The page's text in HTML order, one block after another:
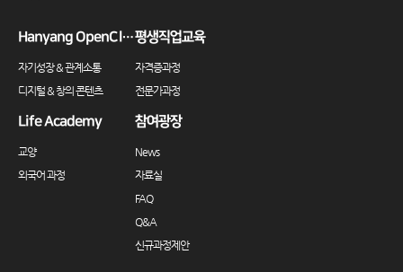
Hanyang OpenClass
자기성장 & 관계소통
디지털 & 창의 콘텐츠
평생직업교육
자격증과정
전문가과정
Life Academy
교양
외국어 과정
참여광장
News
자료실
FAQ
Q&A
신규과정제안